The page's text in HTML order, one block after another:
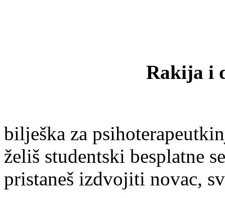
Rakija i
bilješka za
želiš studentski besplatne
pristaneš izdvojiti novac,